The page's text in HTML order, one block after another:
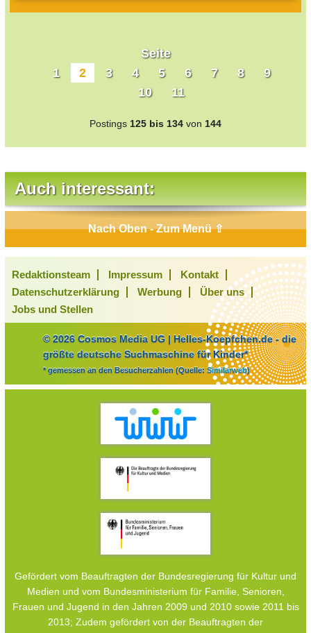
Seite
1
2 3 4 5 6 7 8
9
10
11
Postings 125 bis 134 von 144
Auch interessant:
Nach Oben - Zum Menü ⇧
Redaktionsteam Impressum
Kontakt
Datenschutzerklärung
Werbung
Über uns
Jobs und Stellen
© 2026 Cosmos Media UG | Helles-Koepfchen.de - die
größte deutsche Suchmaschine für Kinder*
* gemessen an den Besucherzahlen (Quelle: Similarweb)
Gefördert vom Beauftragten der Bundesregierung für Kultur und
Medien und vom Bundesministerium für Familie, Senioren,
Frauen und Jugend in den Jahren 2009 und 2010 sowie 2011 bis
2013; Zudem gefördert von der Beauftragten der